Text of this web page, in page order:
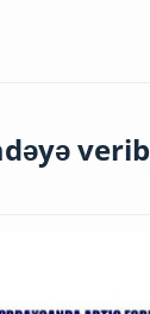
verib